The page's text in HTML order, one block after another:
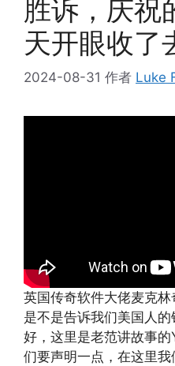
胜诉，庆祝
天开眼收了
2024-08-31 作者 Luke
英国传奇软件大佬麦克林
是不是告诉我们美国人
好，这里是老范讲故事
们要声明一点，在这里